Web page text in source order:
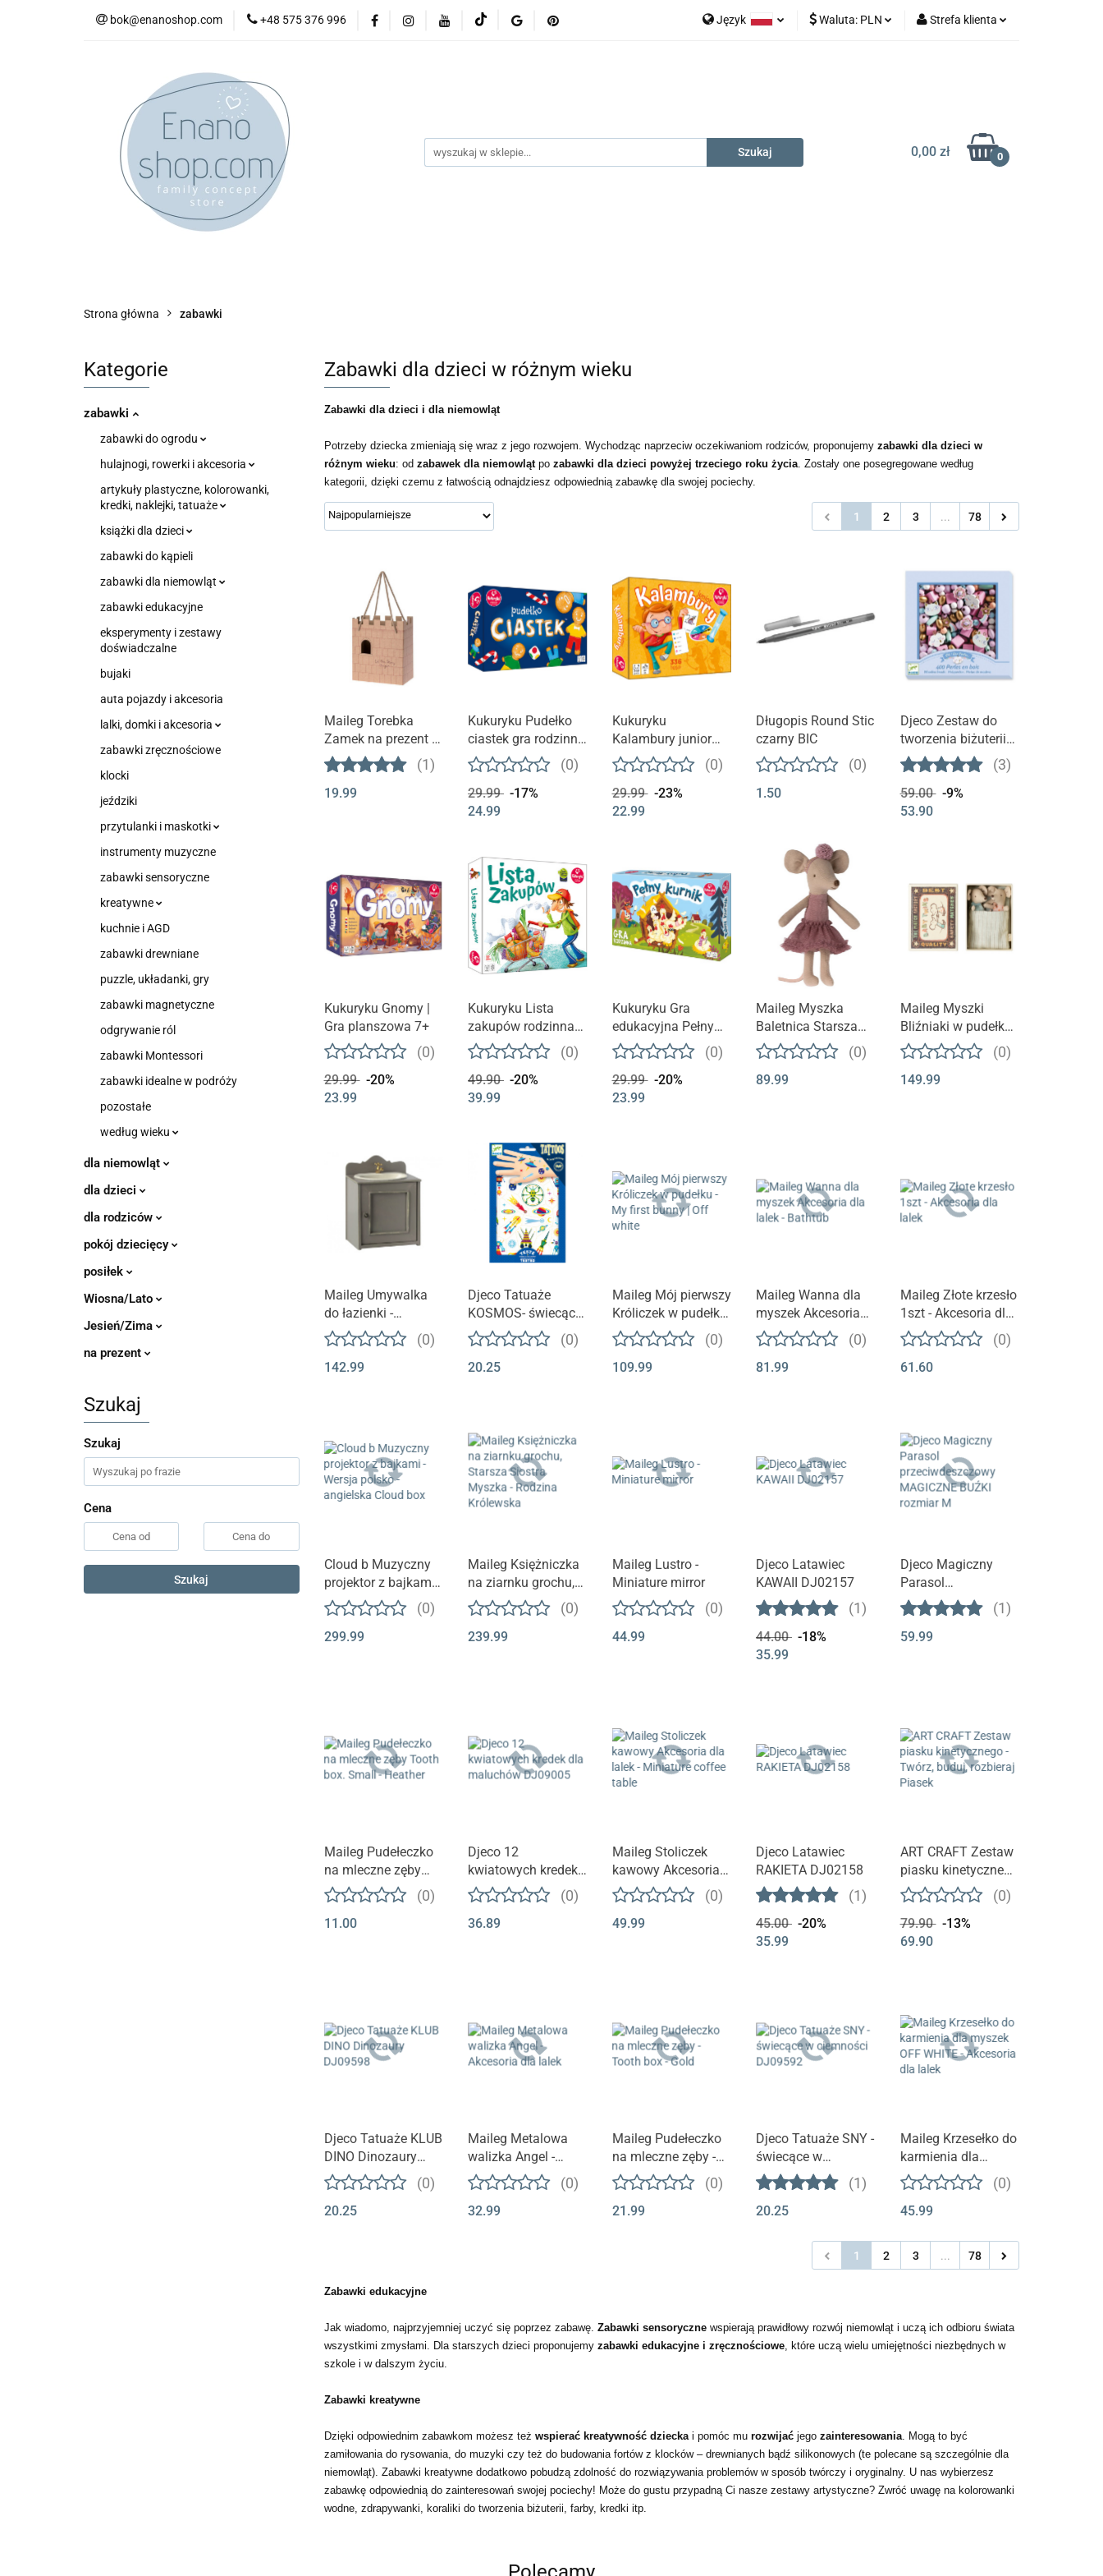
bok@enanoshop.com +48 575 376 996 Język Waluta: PLN Strefa klienta
0,00 zł 0
bestsellery promocje kategorie produktów producenci
kontakt
Strona główna zabawki
Kategorie
zabawki
zabawki do ogrodu
hulajnogi, rowerki i akcesoria
artykuły plastyczne, kolorowanki,
kredki, naklejki, tatuaże
książki dla dzieci
zabawki do kąpieli
zabawki dla niemowląt
zabawki edukacyjne
eksperymenty i zestawy
doświadczalne
bujaki
auta pojazdy i akcesoria
lalki, domki i akcesoria
zabawki zręcznościowe
klocki
jeździki
przytulanki i maskotki
instrumenty muzyczne
zabawki sensoryczne
kreatywne
kuchnie i AGD
zabawki drewniane
puzzle, układanki, gry
zabawki magnetyczne
odgrywanie ról
zabawki Montessori
zabawki idealne w podróży
pozostałe
według wieku
dla niemowląt
dla dzieci
dla rodziców
pokój dziecięcy
posiłek
Wiosna/Lato
Jesień/Zima
na prezent
Szukaj
Szukaj
Cena
Szukaj
Zabawki dla dzieci w różnym wieku
Zabawki dla dzieci i dla niemowląt
Potrzeby dziecka zmieniają się wraz z jego rozwojem. Wychodząc naprzeciw oczekiwaniom rodziców, proponujemy zabawki dla dzieci w
różnym wieku: od zabawek dla niemowląt po zabawki dla dzieci powyżej trzeciego roku życia. Zostały one posegregowane według
kategorii, dzięki czemu z łatwością odnajdziesz odpowiednią zabawkę dla swojej pociechy.
1 2 3 ... 78
Maileg Torebka
Zamek na prezent -
Paper bag, Castle:
Let the story begin -
Rose
(1)
19.99
Kukuryku Pudełko
ciastek gra rodzinna
| wiek 5+
(0)
29.99 -17%
24.99
Kukuryku
Kalambury junior
Gra rodzinna | wiek
4+
(0)
29.99
-23%
22.99
Długopis Round Stic
czarny BIC
(0)
1.50
Djeco Zestaw do
tworzenia biżuterii
400 el - TĘCZA
(3)
59.00
-9%
53.90
Kukuryku Gnomy |
Gra planszowa 7+
(0)
29.99
-20%
23.99
Kukuryku Lista
zakupów rodzinna
gra planszowa |
wiek 6+
(0)
49.90 -20%
39.99
Kukuryku Gra
edukacyjna Pełny
Kurnik | wiek 6+
(0)
29.99
-20%
23.99
Maileg Myszka
Baletnica Starsza
Siostra Heather
(0)
89.99
Maileg Myszki
Bliźniaki w pudełku
zapałek - Twins in
matchbox Baby
mice
(0)
149.99
Maileg Umywalka
do łazienki -
Akcesoria dla lalek -
Miniature bathtub
(0)
142.99
Djeco Tatuaże
KOSMOS- świecące
w ciemności
DJ09590
(0)
20.25
Maileg Mój pierwszy
Króliczek w pudełku
- My first bunny | Off
white
(0)
109.99
Maileg Wanna dla
myszek Akcesoria
dla lalek - Bathtub
(0)
81.99
Maileg Złote krzesło
1szt - Akcesoria dla
lalek
(0)
61.60
Cloud b Muzyczny
projektor z bajkami -
Wersja polsko -
angielska Cloud box
(0)
299.99
Maileg Księżniczka
na ziarnku grochu,
Starsza Siostra
Myszka - Rodzina
Królewska
(0)
239.99
Maileg Lustro -
Miniature mirror
(0)
44.99
Djeco Latawiec
KAWAII DJ02157
(1)
44.00 -18%
35.99
Djeco Magiczny
Parasol
przeciwdeszczowy
MAGICZNE BUŹKI
rozmiar M
(1)
59.99
Maileg Pudełeczko
na mleczne zęby
Tooth box. Small -
Heather
(0)
11.00
Djeco 12
kwiatowych kredek
dla maluchów
DJ09005
(0)
36.89
Maileg Stoliczek
kawowy Akcesoria
dla lalek - Miniature
coffee table
(0)
49.99
Djeco Latawiec
RAKIETA DJ02158
(1)
45.00 -20%
35.99
ART CRAFT Zestaw
piasku kinetycznego
- Twórz, buduj,
rozbieraj Piasek
(0)
79.90
-13%
69.90
Djeco Tatuaże KLUB
DINO Dinozaury
DJ09598
(0)
20.25
Maileg Metalowa
walizka Angel -
Akcesoria dla lalek
(0)
32.99
Maileg Pudełeczko
na mleczne zęby -
Tooth box - Gold (0)
21.99
Djeco Tatuaże SNY -
świecące w
ciemności DJ09592
(1)
20.25
Maileg Krzesełko do
karmienia dla
myszek OFF WHITE
- Akcesoria dla lalek
(0)
45.99
1 2 3 ... 78
Zabawki edukacyjne
Jak wiadomo, najprzyjemniej uczyć się poprzez zabawę. Zabawki sensorycznewspierają prawidłowy rozwój niemowląt i uczą ich odbioru świata
wszystkimi zmysłami. Dla starszych dzieci proponujemy zabawki edukacyjne i zręcznościowe, które uczą wielu umiejętności niezbędnych w
szkole i w dalszym życiu.
Zabawki kreatywne
Dzięki odpowiednim zabawkom możesz też wspierać kreatywność dzieckai pomóc mu rozwijaćjego zainteresowania. Mogą to być
zamiłowania do rysowania, do muzyki czy też do budowania fortów z klocków – drewnianych bądź silikonowych (te polecane są szczególnie dla
niemowląt). Zabawki kreatywne dodatkowo pobudzą zdolność do rozwiązywania problemów w sposób twórczy i oryginalny. U nas wybierzesz
zabawkę odpowiednią do zainteresowań swojej pociechy! Może do gustu przypadną Ci nasze zestawy artystyczne? Zwróć uwagę na kolorowanki
wodne, zdrapywanki, koraliki do tworzenia biżuterii, farby, kredki itp.